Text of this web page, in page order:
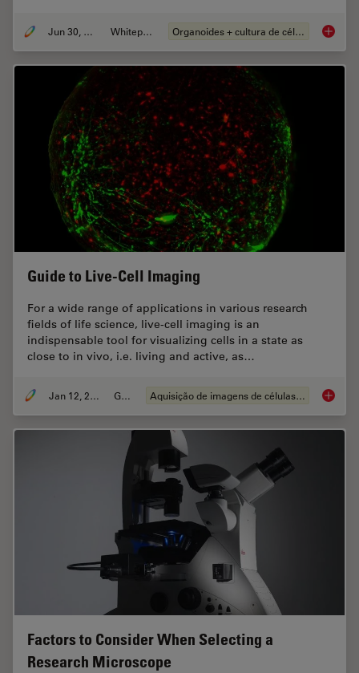
Jun 30, 2026 Whitepaper Organoides + cultura de células 3D
Guide to Live-Cell Imaging
For a wide range of applications in various research
fields of life science, live-cell imaging is an
indispensable tool for visualizing cells in a state as
close to in vivo, i.e. living and active, as…
Jan 12, 2026 Guia Aquisição de imagens de células vivas Guide
Factors to Consider When Selecting a
Research Microscope